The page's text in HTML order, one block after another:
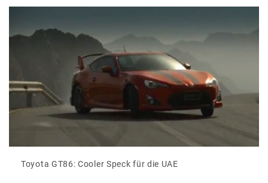
Toyota GT86: Cooler Speck für die UAE